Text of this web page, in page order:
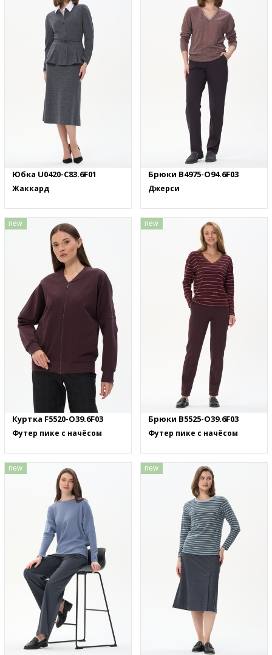
Юбка U0420-C83.6F01
Жаккард
Брюки B4975-O94.6F03
Джерси
new
Куртка F5520-O39.6F03
Футер пике с начёсом
new
Брюки B5525-O39.6F03
Футер пике с начёсом
new new